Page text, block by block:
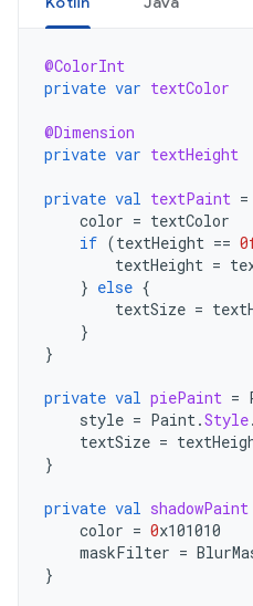
@ColorInt
private var textColor
@Dimension
private var textHeight
private val textPaint =
color = textColor
if (textHeight ==
textHeight =
} else {
textSize =
}
}
private val piePaint =
style = Paint.Style.
textSize =
}
private val shadowPaint
color = 0x101010
maskFilter =
}